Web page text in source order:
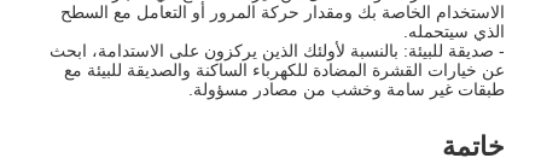
الاستخدام الخاصة بك ومقدار حركة المرور أو التعامل مع السطح
الذي سيتحمله.
- صديقة للبيئة: بالنسبة لأولئك الذين يركزون على الاستدامة، ابحث
عن خيارات القشرة المضادة للكهرباء الساكنة والصديقة للبيئة مع
طبقات غير سامة وخشب من مصادر مسؤولة.
خاتمة